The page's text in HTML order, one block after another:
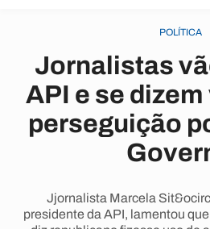
POLÍTICA
Jornalistas
API e se
perseguição
Jjornalista Marcela
presidente da API, lamentou